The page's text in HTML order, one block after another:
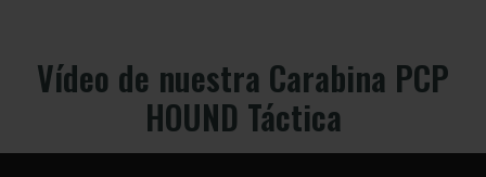
Vídeo de nuestra Carabina PCP
HOUND Táctica